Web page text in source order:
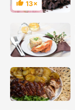
Hodnocení
13×